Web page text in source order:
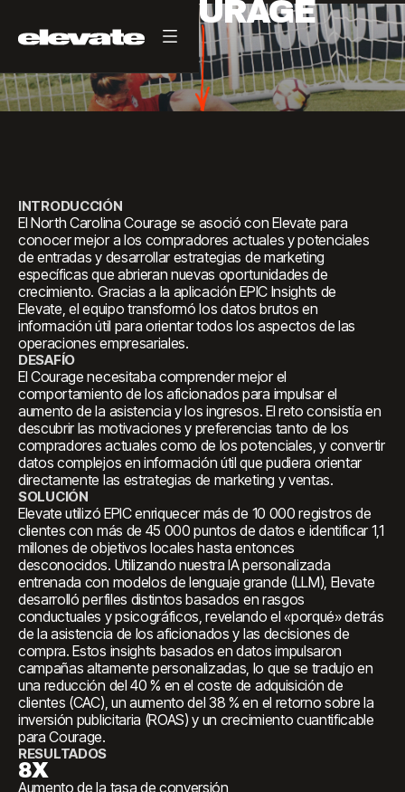
NC COURAGE
INTRODUCCIÓN
El North Carolina Courage se asoció con Elevate para
conocer mejor a los compradores actuales y potenciales
de entradas y desarrollar estrategias de marketing
específicas que abrieran nuevas oportunidades de
crecimiento. Gracias a la aplicación EPIC Insights de
Elevate, el equipo transformó los datos brutos en
información útil para orientar todos los aspectos de las
operaciones empresariales.
DESAFÍO
El Courage necesitaba comprender mejor el
comportamiento de los aficionados para impulsar el
aumento de la asistencia y los ingresos. El reto consistía en
descubrir las motivaciones y preferencias tanto de los
compradores actuales como de los potenciales, y convertir
datos complejos en información útil que pudiera orientar
directamente las estrategias de marketing y ventas.
SOLUCIÓN
Elevate utilizó EPIC enriquecer más de 10 000 registros de
clientes con más de 45 000 puntos de datos e identificar 1,1
millones de objetivos locales hasta entonces
desconocidos. Utilizando nuestra IA personalizada
entrenada con modelos de lenguaje grande (LLM), Elevate
desarrolló perfiles distintos basados en rasgos
conductuales y psicográficos, revelando el «porqué» detrás
de la asistencia de los aficionados y las decisiones de
compra. Estos insights basados en datos impulsaron
campañas altamente personalizadas, lo que se tradujo en
una reducción del 40 % en el coste de adquisición de
clientes (CAC), un aumento del 38 % en el retorno sobre la
inversión publicitaria (ROAS) y un crecimiento cuantificable
para Courage.
RESULTADOS
8X
Aumento de la tasa de conversión